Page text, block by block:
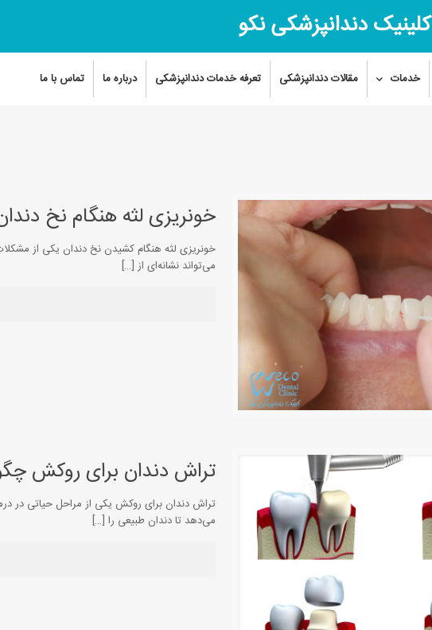
کلینیک دندانپزشکی نکو
خدمات مقالات دندانپزشکی تعرفه خدمات دندانپزشکی درباره ما تماس با ما
خونریزی لثه هنگام نخ
خونریزی لثه هنگام کشیدن نخ دندان یکی از
می‌تواند نشانه‌ای از […]
تراش دندان برای روکش
تراش دندان برای روکش یکی از مراحل حیاتی در
می‌دهد تا دندان طبیعی را […]